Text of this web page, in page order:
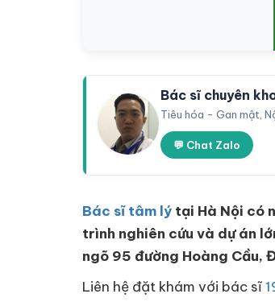
Bác sĩ chuyên
Tiêu hóa - Gan mật,
💬 Chat Zalo
Bác sĩ tâm lý tại Hà Nội có
trình nghiên cứu và dự án
ngõ 95 đường Hoàng Cầu,
Liên hệ đặt khám với bác sĩ